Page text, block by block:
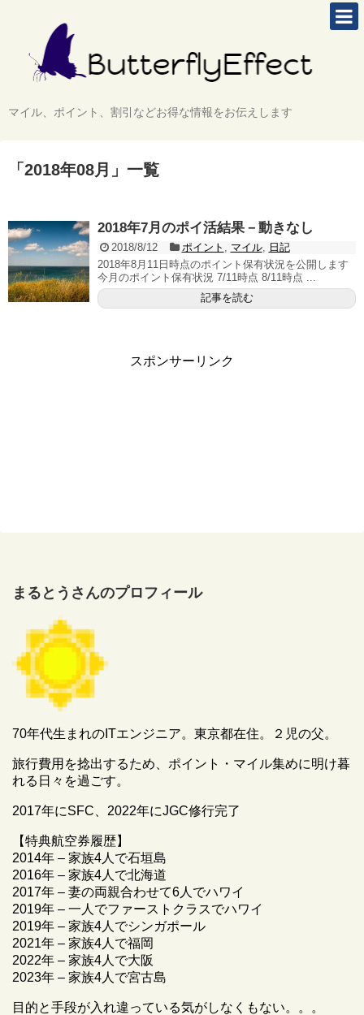
マイル、ポイント、割引などお得な情報をお伝えします
「 2018年08月 」 一覧
2018年7月のポイ活結果－動きなし
2018/8/12 ポイント マイル,
日記
2018年8月11日時点のポイント保有状況を公開します
今月のポイント保有状況 7/11時点 8/11時点 ...
記事を読む
スポンサーリンク
まるとうさんのプロフィール
70年代生まれのITエンジニア。東京都在住。２児の父。
旅行費用を捻出するため、ポイント・マイル集めに明け暮
れる日々を過ごす。
2017年にSFC、2022年にJGC修行完了
【特典航空券履歴】
2014年 – 家族4人で石垣島
2016年 – 家族4人で北海道
2017年 – 妻の両親合わせて6人でハワイ
2019年 – 一人でファーストクラスでハワイ
2019年 – 家族4人でシンガポール
2021年 – 家族4人で福岡
2022年 – 家族4人で大阪
2023年 – 家族4人で宮古島
目的と手段が入れ違っている気がしなくもない。。。